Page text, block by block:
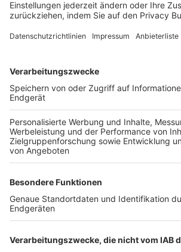
FOLGE DEM BFV
TOP-VEREINE
TOP-PARTNER